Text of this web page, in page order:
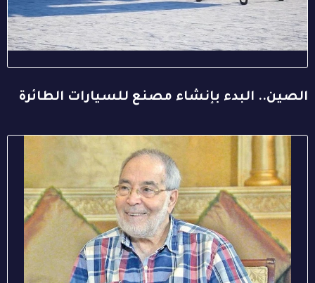
الصين.. البدء بإنشاء مصنع للسيارات الطائرة